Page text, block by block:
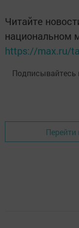
Читайте
национальном
https://max.ru/
Подписывайтесь
Перейти